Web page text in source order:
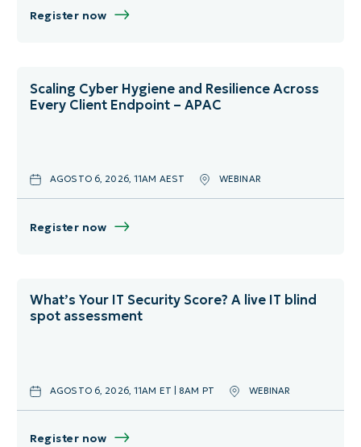
Giugno
Agosto
Settembre
Novembre
Dicembre
Netherlands
Stati Uniti
Virtuale
Operazioni IT
Register now
Scaling Cyber Hygiene and Resilience Across
Every Client Endpoint – APAC
AGOSTO 6, 2026, 11AM AEST WEBINAR
Register now
What’s Your IT Security Score? A live IT blind
spot assessment
AGOSTO 6, 2026, 11AM ET | 8AM PT WEBINAR
Register now